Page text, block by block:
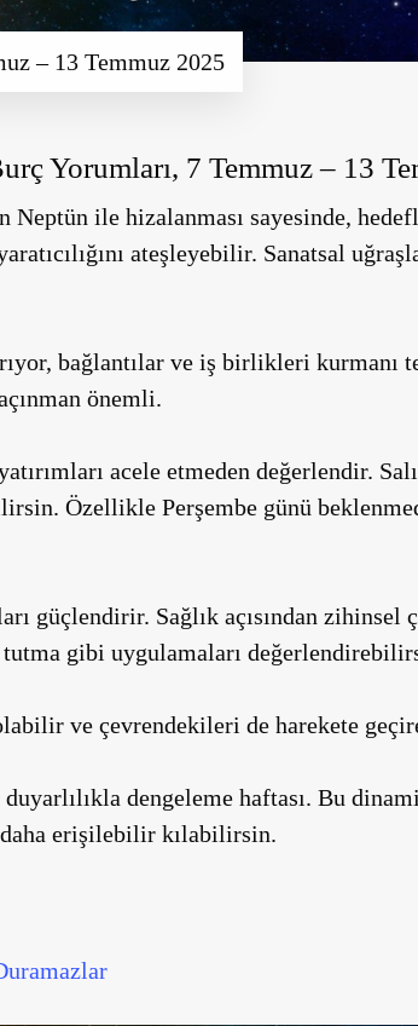
– 13 Temmuz 2025
Yorumları, 7 Temmuz – 13
Neptün ile hizalanması sayesinde,
ateşleyebilir. Sanatsal
bağlantılar ve iş birlikleri kurmanı
önemli.
acele etmeden değerlendir.
Özellikle Perşembe günü
güçlendirir. Sağlık açısından
gibi uygulamaları
ve çevrendekileri de harekete
duyarlılıkla dengeleme haftası. Bu
erişilebilir kılabilirsin.